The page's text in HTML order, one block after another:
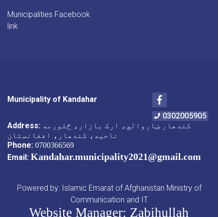
Municipalities Facebook
link
Municipality of Kandahar
Facebook
0302005905
Address: کندهار ښاروالي، ارک بازار، څلورمه
ناحیه، کندهار، افغانستان
Phone: 0700366569
Email: Kandahar.municipality2021@gmail.com
Powered by: Islamic Emarat of Afghanistan Ministry of
Communication and IT
Website Manager: Zabihullah